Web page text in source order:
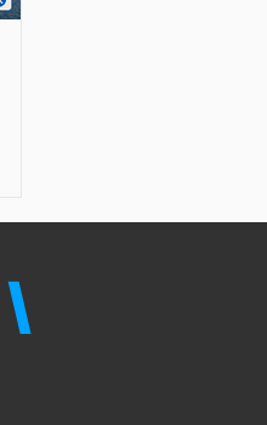
\